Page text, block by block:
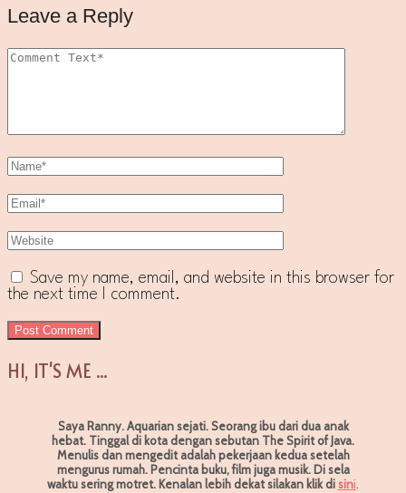
Leave a Reply
Save my name, email, and website in this browser for
the next time I comment.
HI, IT'S ME ...
Saya Ranny. Aquarian sejati. Seorang ibu dari dua anak
hebat. Tinggal di kota dengan sebutan The Spirit of Java.
Menulis dan mengedit adalah pekerjaan kedua setelah
mengurus rumah. Pencinta buku, film juga musik. Di sela
waktu sering motret. Kenalan lebih dekat silakan klik disini.